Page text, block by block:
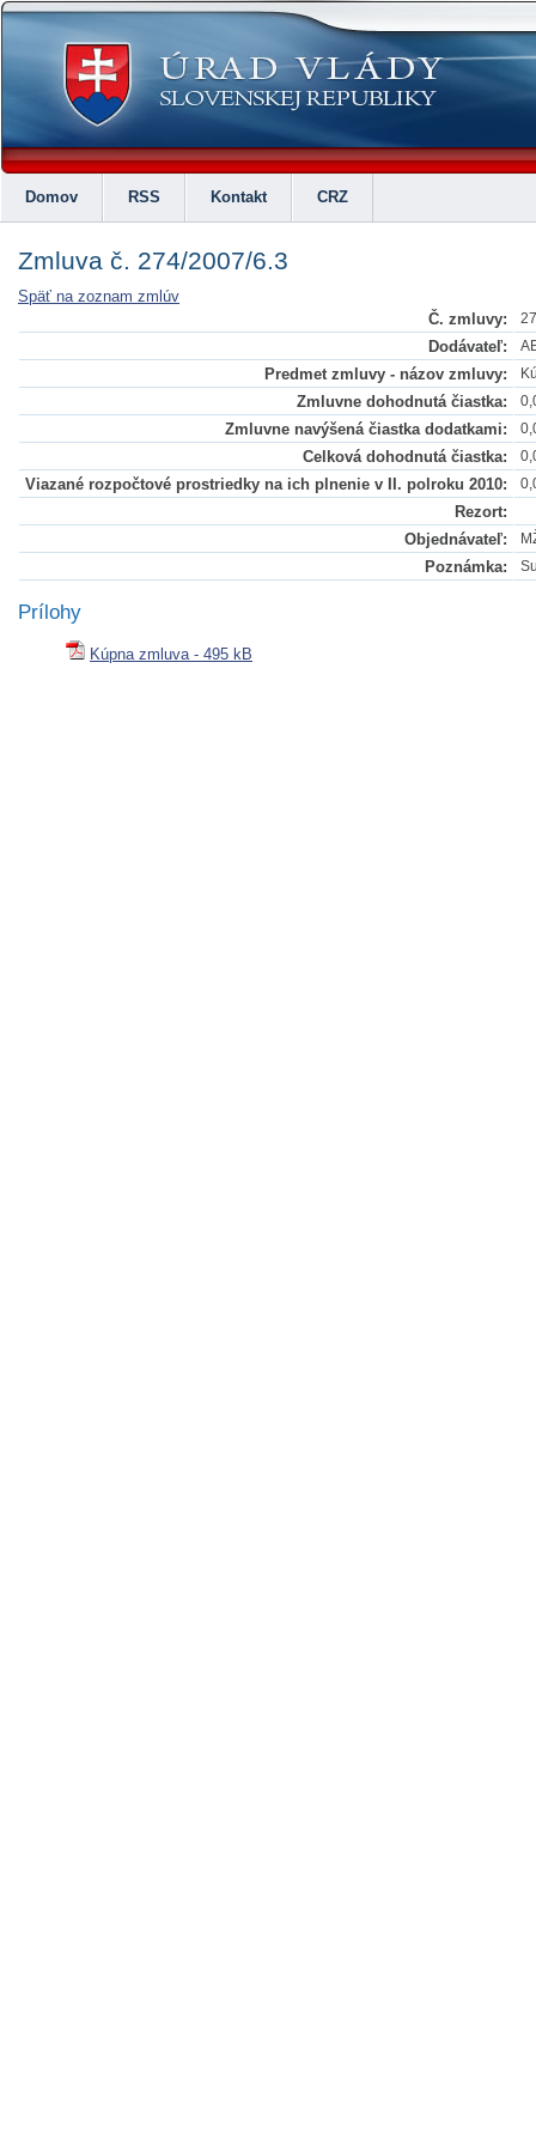
Domov RSS Kontakt CRZ
Zmluva č. 274/2007/6.3
Späť na zoznam zmlúv
Č. zmluvy:
Dodávateľ:
Predmet zmluvy - názov zmluvy:
Zmluvne dohodnutá čiastka:
Zmluvne navýšená čiastka dodatkami:
Celková dohodnutá čiastka:
Viazané rozpočtové prostriedky na ich plnenie v II. polroku 2010:
Rezort:
Objednávateľ:
Poznámka:
Prílohy
Kúpna zmluva - 495 kB